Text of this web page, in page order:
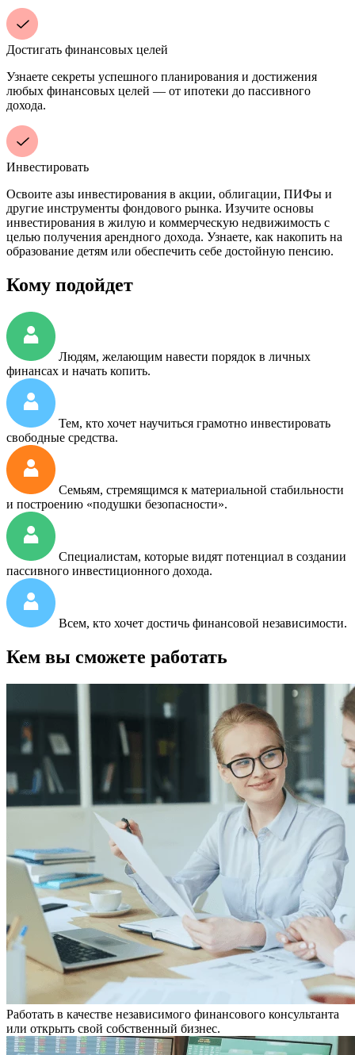
Достигать финансовых целей
Узнаете секреты успешного планирования и достижения
любых финансовых целей — от ипотеки до пассивного
дохода.
Инвестировать
Освоите азы инвестирования в акции, облигации, ПИФы и
другие инструменты фондового рынка. Изучите основы
инвестирования в жилую и коммерческую недвижимость с
целью получения арендного дохода. Узнаете, как накопить на
образование детям или обеспечить себе достойную пенсию.
Кому подойдет
Людям, желающим навести порядок в личных
финансах и начать копить.
Тем, кто хочет научиться грамотно инвестировать
свободные средства.
Семьям, стремящимся к материальной стабильности
и построению «подушки безопасности».
Специалистам, которые видят потенциал в создании
пассивного инвестиционного дохода.
Всем, кто хочет достичь финансовой независимости.
Кем вы сможете работать
Работать в качестве независимого финансового консультанта
или открыть свой собственный бизнес.